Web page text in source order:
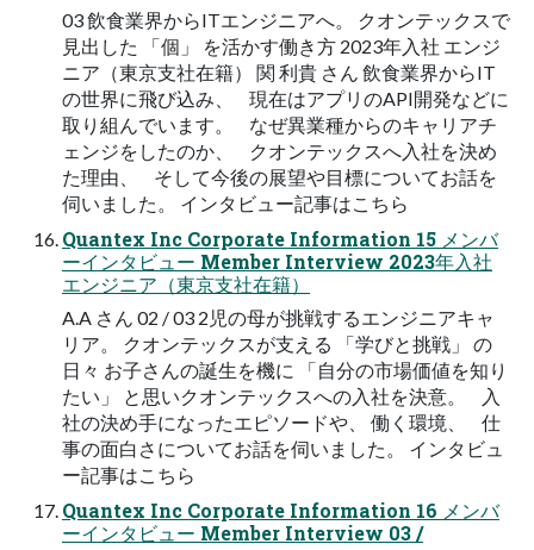
03 飲食業界からITエンジニアへ。 クオンテックスで
見出した 「個」 を活かす働き方 2023年入社 エンジ
ニア（東京支社在籍） 関 利貴 さん 飲食業界からIT
の世界に飛び込み、 現在はアプリのAPI開発などに
取り組んでいます。 なぜ異業種からのキャリアチ
ェンジをしたのか、 クオンテックスへ入社を決め
た理由、 そして今後の展望や目標についてお話を
伺いました。 インタビュー記事はこちら
Quantex Inc Corporate Information 15 メンバ
ーインタビュー Member Interview 2023年入社
エンジニア（東京支社在籍）
A.A さん 02 / 03 2児の母が挑戦するエンジニアキャ
リア。 クオンテックスが支える 「学びと挑戦」 の
日々 お子さんの誕生を機に 「自分の市場価値を知り
たい」 と思いクオンテックスへの入社を決意。 入
社の決め手になったエピソードや、 働く環境、 仕
事の面白さについてお話を伺いました。 インタビュ
ー記事はこちら
Quantex Inc Corporate Information 16 メンバ
ーインタビュー Member Interview 03 /